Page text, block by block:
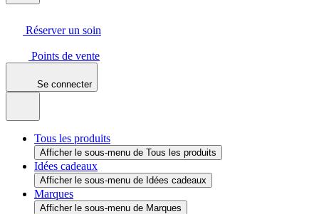
Points de vente
Se connecter
Tous les produits